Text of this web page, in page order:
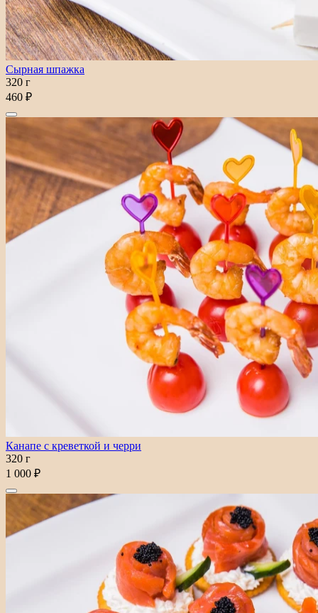
Сырная шпажка
320 г
460 ₽
Канапе с креветкой и черри
320 г
1 000 ₽